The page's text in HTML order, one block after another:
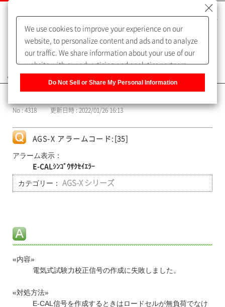
よくあるご質問（FAQ）
No : 4318 更新日時 : 2022/01/26 16:13
AGS-X アラームコード:[35]
アラーム表示：
E-CALｼﾝｺﾞｳｻｸｾｲｴﾗｰ
カテゴリー： AGS-X シリーズ
«内容»
電気式試験力校正信号の作成に失敗しました。
«対処方法»
E-CAL信号を作成するときはロードセルが無負荷でなけ
We use cookies to improve your experience on our
website, to personalize content and ads and to analyze
our traffic. We share information about your use of our
website with our advertising and analytics partners,
of our sharing information about you with our partners.
Information] to customize your cookie settings on our
Do Not Sell or Share My Personal Information